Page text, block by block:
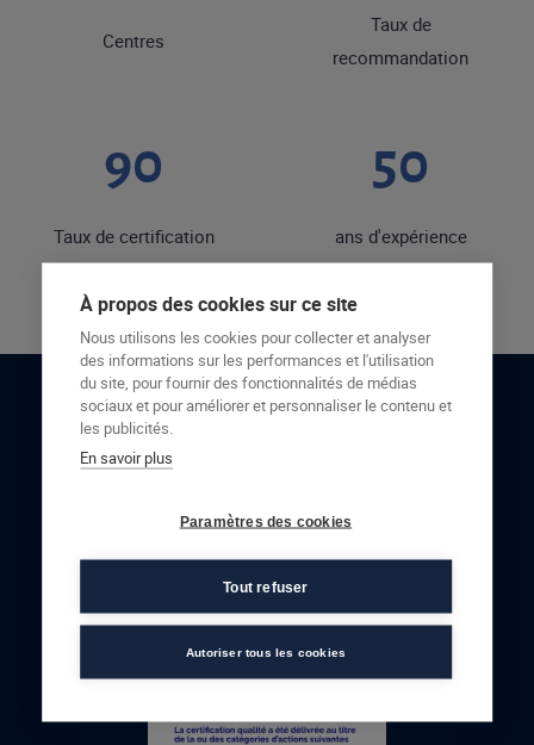
Centres
Taux de
recommandation
90
Taux de certification
50
ans d'expérience
RESTONS EN CONTACT
À propos des cookies sur ce site
Nous utilisons les cookies pour collecter et analyser
des informations sur les performances et l'utilisation
du site, pour fournir des fonctionnalités de médias
sociaux et pour améliorer et personnaliser le contenu et
les publicités.
En savoir plus
Paramètres des cookies
Tout refuser
Autoriser tous les cookies